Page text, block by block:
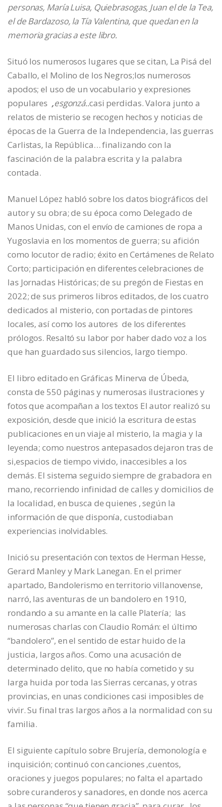
personas, María Luisa, Quiebrasogas, Juan el de la Tea,
el de Bardazoso, la Tía Valentina, que quedan en la
memoria gracias a este libro.
Situó los numerosos lugares que se citan, La Pisá del
Caballo, el Molino de los Negros;los numerosos
apodos; el uso de un vocabulario y expresiones
populares ,esgonzá..casi perdidas. Valora junto a
relatos de misterio se recogen hechos y noticias de
épocas de la Guerra de la Independencia, las guerras
Carlistas, la República… finalizando con la
fascinación de la palabra escrita y la palabra
contada.
Manuel López habló sobre los datos biográficos del
autor y su obra; de su época como Delegado de
Manos Unidas, con el envío de camiones de ropa a
Yugoslavia en los momentos de guerra; su afición
como locutor de radio; éxito en Certámenes de Relato
Corto; participación en diferentes celebraciones de
las Jornadas Históricas; de su pregón de Fiestas en
2022; de sus primeros libros editados, de los cuatro
dedicados al misterio, con portadas de pintores
locales, así como los autores de los diferentes
prólogos. Resaltó su labor por haber dado voz a los
que han guardado sus silencios, largo tiempo.
El libro editado en Gráficas Minerva de Úbeda,
consta de 550 páginas y numerosas ilustraciones y
fotos que acompañan a los textos El autor realizó su
exposición, desde que inició la escritura de estas
publicaciones en un viaje al misterio, la magia y la
leyenda; como nuestros antepasados dejaron tras de
si,espacios de tiempo vivido, inaccesibles a los
demás. El sistema seguido siempre de grabadora en
mano, recorriendo infinidad de calles y domicilios de
la localidad, en busca de quienes , según la
información de que disponía, custodiaban
experiencias inolvidables.
Inició su presentación con textos de Herman Hesse,
Gerard Manley y Mark Lanegan. En el primer
apartado, Bandolerismo en territorio villanovense,
narró, las aventuras de un bandolero en 1910,
rondando a su amante en la calle Platería; las
numerosas charlas con Claudio Román: el último
“bandolero”, en el sentido de estar huido de la
justicia, largos años. Como una acusación de
determinado delito, que no había cometido y su
larga huida por toda las Sierras cercanas, y otras
provincias, en unas condiciones casi imposibles de
vivir. Su final tras largos años a la normalidad con su
familia.
El siguiente capítulo sobre Brujería, demonología e
inquisición; continuó con canciones ,cuentos,
oraciones y juegos populares; no falta el apartado
sobre curanderos y sanadores, en donde nos acerca